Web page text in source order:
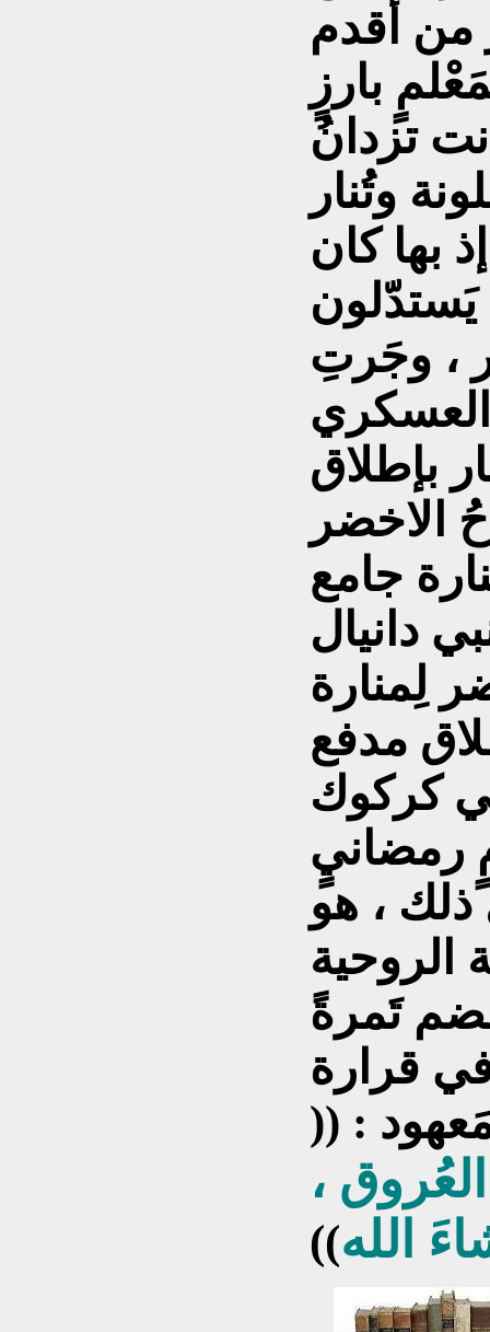
من أقدم
بارزٍ
تزدانُ
وتُنار
بها كان
يَستدّلون
، وجَرتِ
العسكري
بإطلاق
الاخضر
جامع
لِمنارة
مدفع
كركوك
رمضانيٍ
، هو
الروحية
تَمرةً
قرارة
: ((
،
الله